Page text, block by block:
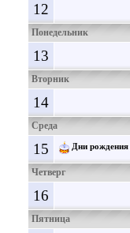
12
Понедельник
13
Вторник
14
Среда
15 Дни рождения
Четверг
16
Пятница